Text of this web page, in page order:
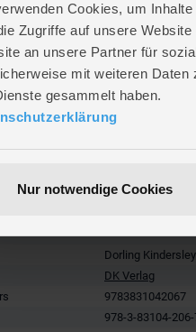
Cookies, um
Zugriffe auf unsere
an unsere Partner für
mit weiteren
gesammelt haben.
Nur notwendige Cookies
Länge ca. 22,5 cm
Dorling Kindersley
DK Verlag
9783831042067
978-3-83104-